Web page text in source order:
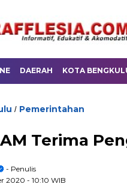
DAERAH KOTA
/ Pemerintahan
Terima
- Penulis
2020 - 10:10 WIB